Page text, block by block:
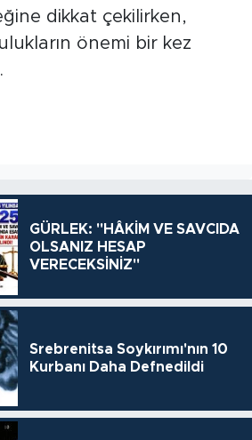
dikkat çekilirken,
önemi bir kez
GÜRLEK: "HÂKİM VE SAVCIDA
OLSANIZ HESAP
VERECEKSİNİZ"
Srebrenitsa Soykırımı'nın 10
Kurbanı Daha Defnedildi